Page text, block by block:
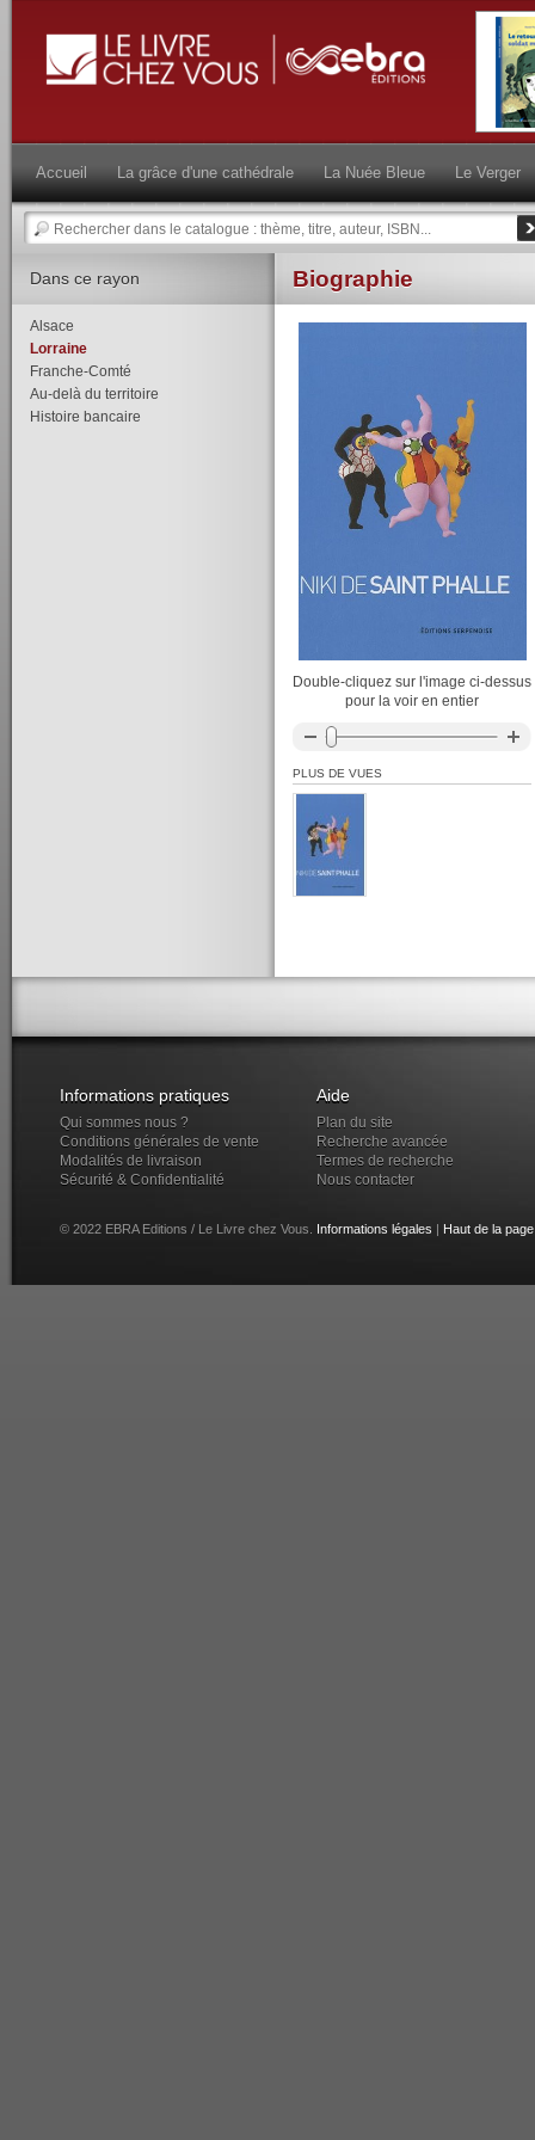
Accueil La grâce d'une cathédrale La Nuée Bleue Le Verger
Biographie
Double-cliquez sur l'image ci-dessus
pour la voir en entier
PLUS DE VUES
Dans ce rayon
Alsace
Lorraine
Franche-Comté
Au-delà du territoire
Histoire bancaire
Informations pratiques
Qui sommes nous ?
Conditions générales de vente
Modalités de livraison
Sécurité & Confidentialité
Aide
Plan du site
Recherche avancée
Termes de recherche
Nous contacter
© 2022 EBRA Editions / Le Livre chez Vous. Informations légales Haut de la page